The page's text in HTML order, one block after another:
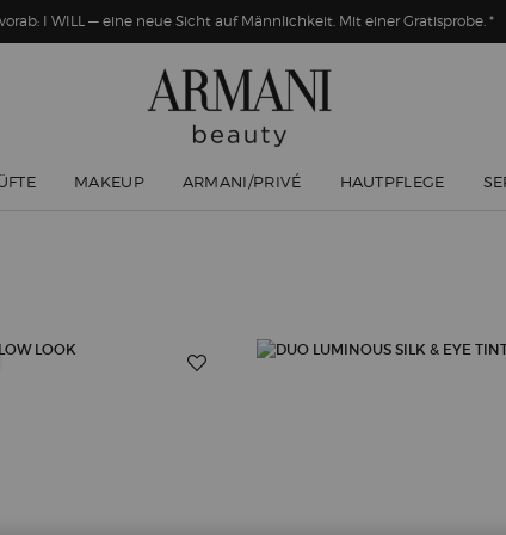
I WILL — eine neue Sicht auf Männlichkeit. Mit einer Gratisprobe. *
MAKEUP ARMANI/PRIVÉ HAUTPFLEGE